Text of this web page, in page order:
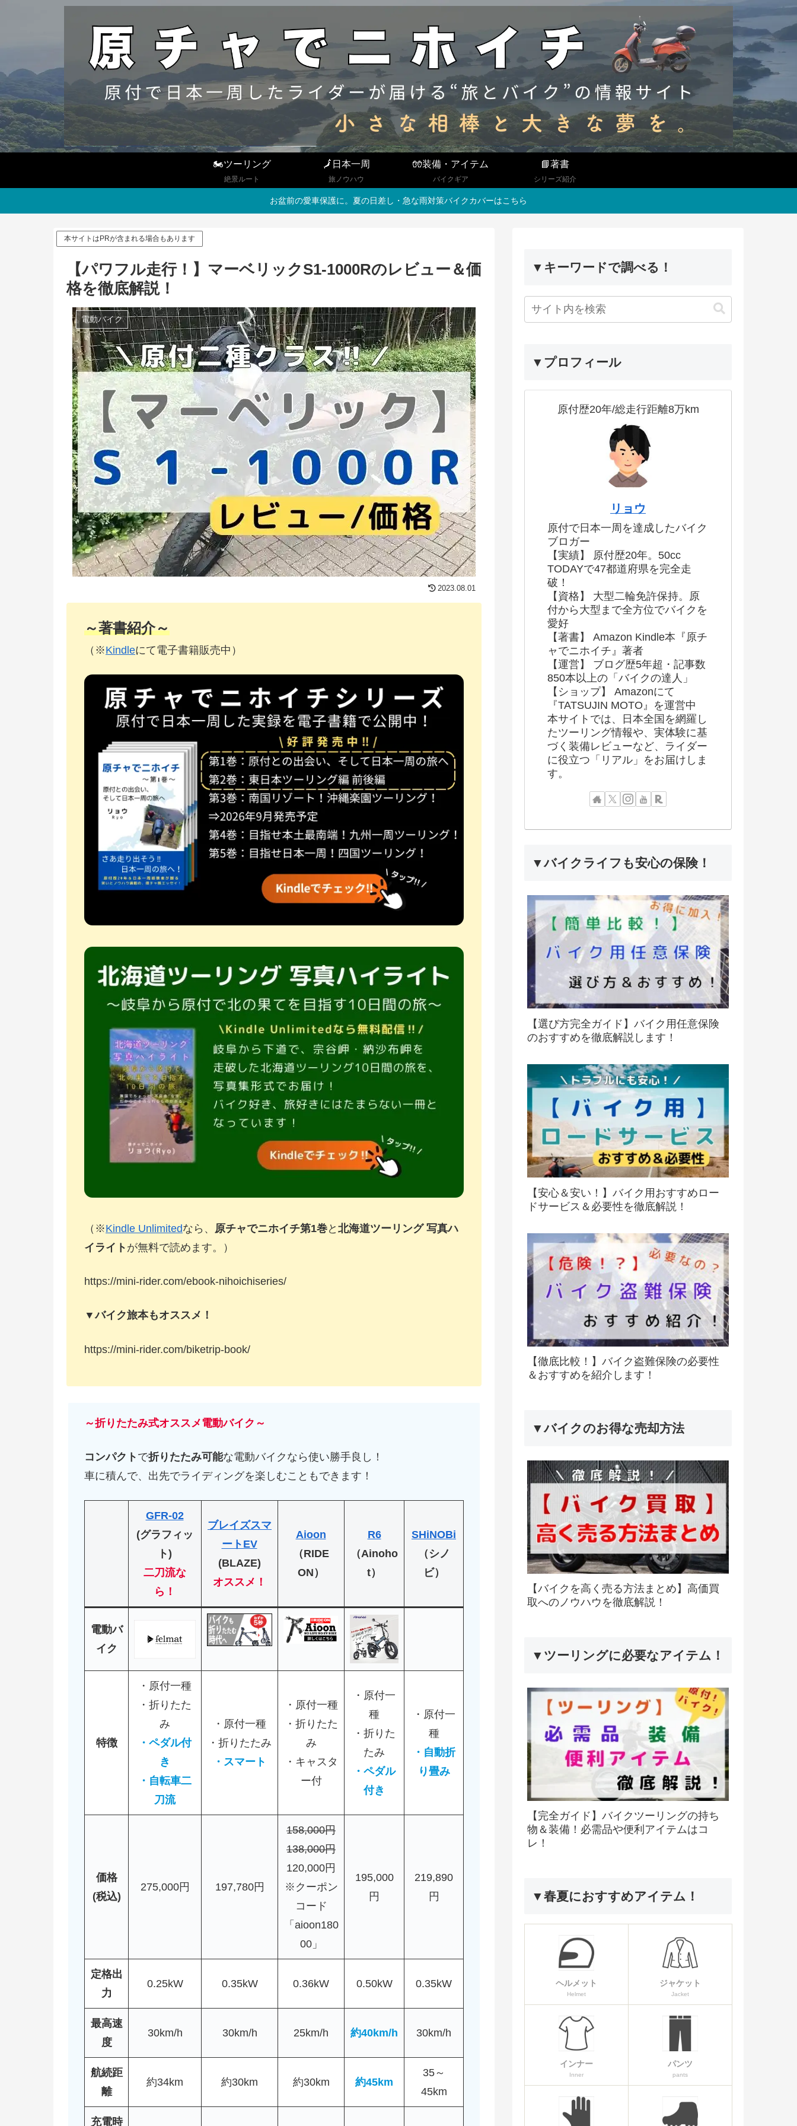
🏍ツーリング
絶景ルート
🗾日本一周
旅ノウハウ
🧤装備・アイテム
バイクギア
📘著書
シリーズ紹介
お盆前の愛車保護に。夏の日差し・急な雨対策バイクカバーはこちら
本サイトはPRが含まれる場合もあります
【パワフル走行！】マーベリックS1-1000Rのレビュー＆価
格を徹底解説！
電動バイク
2023.08.01
～著書紹介～
（※Kindleにて電子書籍販売中）
（※Kindle Unlimitedなら、 原チャでニホイチ第1巻と 北海道ツーリング 写真ハ
イライト が無料で読めます。）
https://mini-rider.com/ebook-nihoichiseries/
▼バイク旅本もオススメ！
https://mini-rider.com/biketrip-book/
～折りたたみ式オススメ電動バイク～
コンパクト で折りたたみ可能な電動バイクなら使い勝手良し！
車に積んで、出先でライディングを楽しむこともできます！
GFR-02
(グラフィッ
ト)
二刀流な
ら！
ブレイズスマ
ートEV
(BLAZE)
オススメ！
Aioon
（RIDE
ON）
R6
（Ainoho
t）
SHiNOBi
（シノ
ビ）
電動バ
イク
特徴
・原付一種
・折りたた
み
・ペダル付
き
・自転車二
刀流
・原付一種
・折りたたみ
・スマート
・原付一種
・折りたた
み
・キャスタ
ー付
・原付一
種
・折りた
たみ
・ペダル
付き
・原付一
種
・自動折
り畳み
価格
(税込)
275,000円 197,780円
158,000円
138,000円
120,000円
※クーポン
コード
「aioon180
00」
195,000
円
219,890
円
定格出
力
0.25kW 0.35kW 0.36kW 0.50kW 0.35kW
最高速
度
30km/h 30km/h 25km/h 約40km/h 30km/h
航続距
離
約34km 約30km 約30km 約45km
35～
45km
充電時
▼キーワードで調べる！
▼プロフィール
原付歴20年/総走行距離8万km
リョウ
原付で日本一周を達成したバイク
ブロガー
【実績】 原付歴20年。50cc
TODAYで47都道府県を完全走
破！
【資格】 大型二輪免許保持。原
付から大型まで全方位でバイクを
愛好
【著書】 Amazon Kindle本『原チ
ャでニホイチ』著者
【運営】 ブログ歴5年超・記事数
850本以上の「バイクの達人」
【ショップ】 Amazonにて
『TATSUJIN MOTO』を運営中
本サイトでは、日本全国を網羅し
たツーリング情報や、実体験に基
づく装備レビューなど、ライダー
に役立つ「リアル」をお届けしま
す。
▼バイクライフも安心の保険！
【選び方完全ガイド】バイク用任意保険
のおすすめを徹底解説します！
【安心＆安い！】バイク用おすすめロー
ドサービス＆必要性を徹底解説！
【徹底比較！】バイク盗難保険の必要性
＆おすすめを紹介します！
▼バイクのお得な売却方法
【バイクを高く売る方法まとめ】高価買
取へのノウハウを徹底解説！
▼ツーリングに必要なアイテム！
【完全ガイド】バイクツーリングの持ち
物＆装備！必需品や便利アイテムはコ
レ！
▼春夏におすすめアイテム！
ヘルメット
Helmet
ジャケット
Jacket
インナー
Inner
パンツ
pants